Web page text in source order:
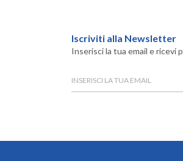
Iscriviti alla Newsletter
Inserisci la tua email e ricevi